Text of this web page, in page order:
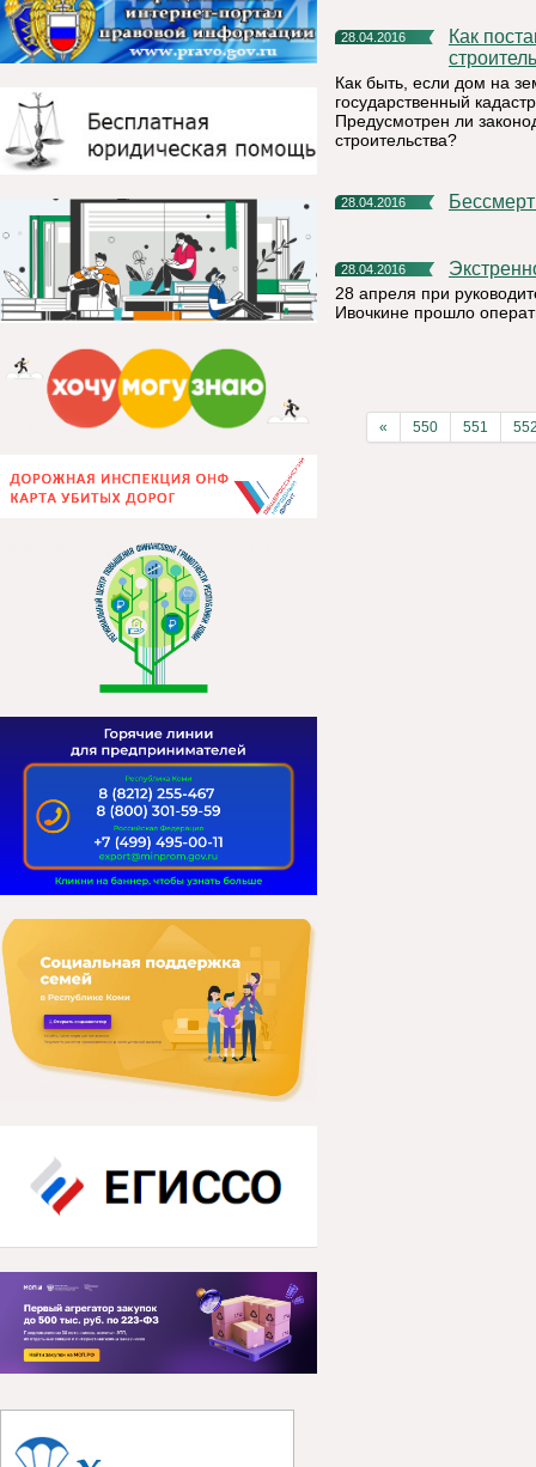
28.04.2016
Как поставить на кадастровый учет объект незавершенного
Как быть, если дом на
государственный
Предусмотрен ли
строительства?
28.04.2016
28.04.2016
28 апреля при
Ивочкине прошло
« 550 551